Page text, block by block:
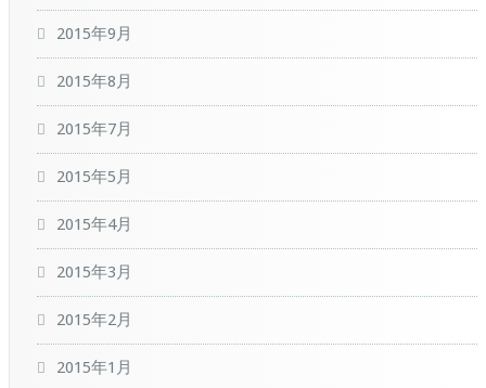
2015年9月
2015年8月
2015年7月
2015年5月
2015年4月
2015年3月
2015年2月
2015年1月